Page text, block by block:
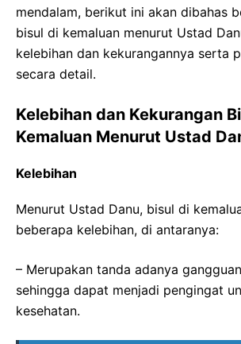
mendalam, berikut ini akan dibahas
bisul di kemaluan menurut Ustad
kelebihan dan kekurangannya serta
secara detail.
Kelebihan dan Kekurangan
Kemaluan Menurut Ustad
Kelebihan
Menurut Ustad Danu, bisul di
beberapa kelebihan, di antaranya:
– Merupakan tanda adanya
sehingga dapat menjadi pengingat
kesehatan.